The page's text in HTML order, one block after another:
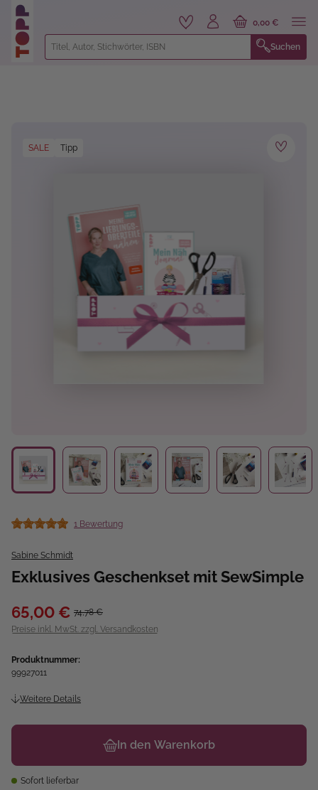
springen
Suchen
0,00 €
SALE Tipp
Durchschnittliche Bewertung von 5 von 5 Sternen
1 Bewertung
Sabine Schmidt
Exklusives Geschenkset mit SewSimple
65,00 € 74,78 €
Preise inkl. MwSt. zzgl. Versandkosten
Produktnummer:
99927011
Weitere Details
In den Warenkorb
Sofort lieferbar